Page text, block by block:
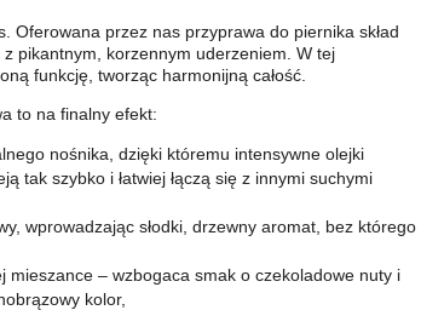
Oferowana przez nas przyprawa do piernika skład
z pikantnym, korzennym uderzeniem. W tej
funkcję, tworząc harmonijną całość.
to na finalny efekt:
nośnika, dzięki któremu intensywne olejki
tak szybko i łatwiej łączą się z innymi suchymi
wprowadzając słodki, drzewny aromat, bez którego
mieszance – wzbogaca smak o czekoladowe nuty i
kolor,